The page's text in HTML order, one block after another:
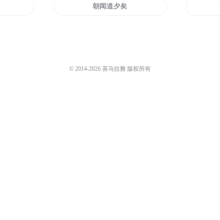
朝闻道夕矣
© 2014-2026 喜马拉雅 版权所有